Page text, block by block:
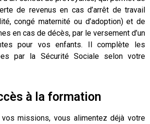
de revenus en cas d’arrêt de travail
congé maternité ou d’adoption) et de
en cas de décès, par le versement d’un
pour vos enfants. Il complète les
par la Sécurité Sociale selon votre
à la formation
missions, vous alimentez déjà votre